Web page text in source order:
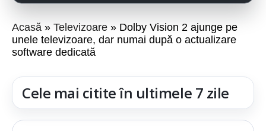
Acasă Televizoare
Dolby Vision 2 ajunge pe
unele televizoare, dar numai după o actualizare
software dedicată
Cele mai citite în ultimele 7 zile